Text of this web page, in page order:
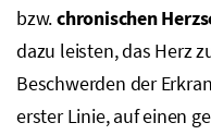
bzw.chronischen
dazu leisten, das Herz
Beschwerden der
erster Linie, auf einen